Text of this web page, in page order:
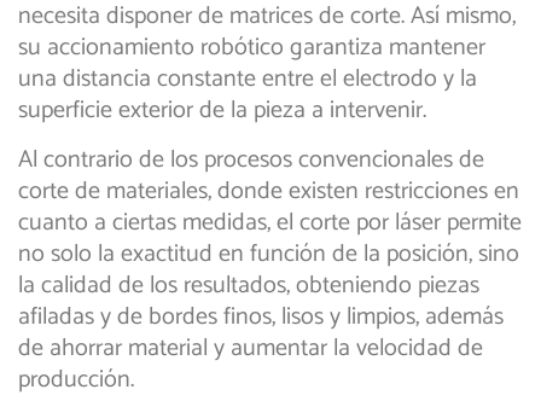
necesita disponer de matrices de corte. Así mismo,
su accionamiento robótico garantiza mantener
una distancia constante entre el electrodo y la
superficie exterior de la pieza a intervenir.
Al contrario de los procesos convencionales de
corte de materiales, donde existen restricciones en
cuanto a ciertas medidas, el corte por láser permite
no solo la exactitud en función de la posición, sino
la calidad de los resultados, obteniendo piezas
afiladas y de bordes finos, lisos y limpios, además
de ahorrar material y aumentar la velocidad de
producción.